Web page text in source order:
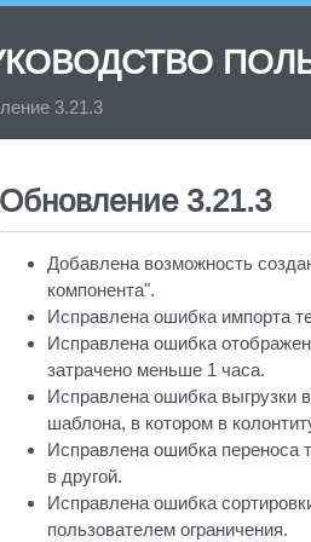
3.21.3
Обновление 3.21.3
Добавлена возможность
компонента".
Исправлена ошибка импорта
Исправлена ошибка
затрачено меньше 1 часа.
Исправлена ошибка выгрузки
шаблона, в котором в
Исправлена ошибка переноса
в другой.
Исправлена ошибка
пользователем ограничения.